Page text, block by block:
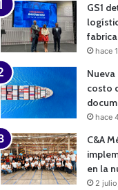
GS1
hace
Nueva
costo
hace
C&A
en la
2